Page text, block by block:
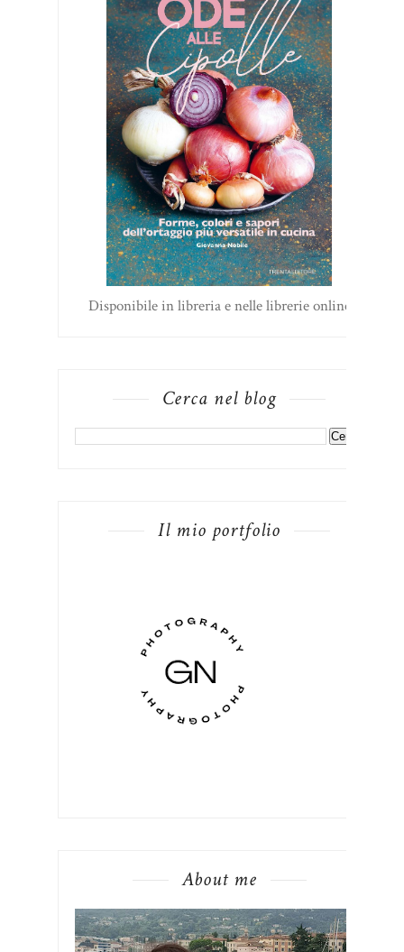
Disponibile in libreria e nelle librerie online
Cerca nel blog
Il mio portfolio
About me